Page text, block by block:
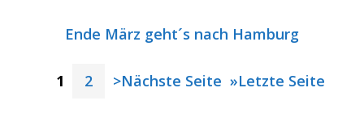
Ende März geht´s nach Hamburg
1 2 >Nächste Seite »Letzte Seite